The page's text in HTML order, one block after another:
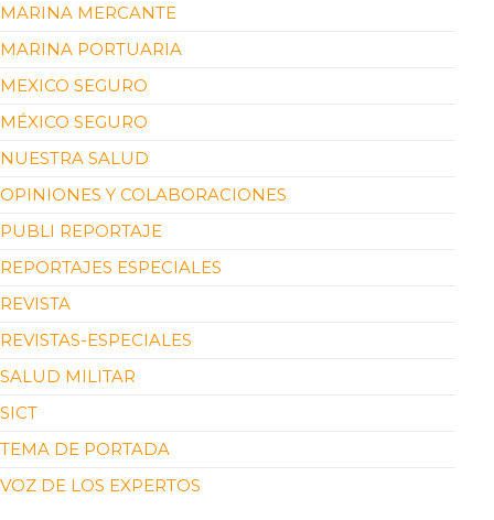
MARINA MERCANTE
MARINA PORTUARIA
MEXICO SEGURO
MÉXICO SEGURO
NUESTRA SALUD
OPINIONES Y COLABORACIONES
PUBLI REPORTAJE
REPORTAJES ESPECIALES
REVISTA
REVISTAS-ESPECIALES
SALUD MILITAR
SICT
TEMA DE PORTADA
VOZ DE LOS EXPERTOS